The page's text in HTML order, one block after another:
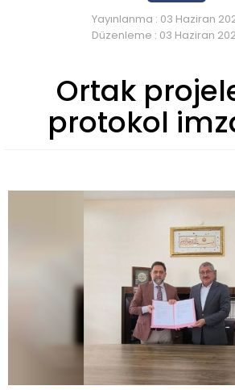
Yayınlanma : 03 Haziran
Düzenleme : 03 Haziran
Ortak
protokol